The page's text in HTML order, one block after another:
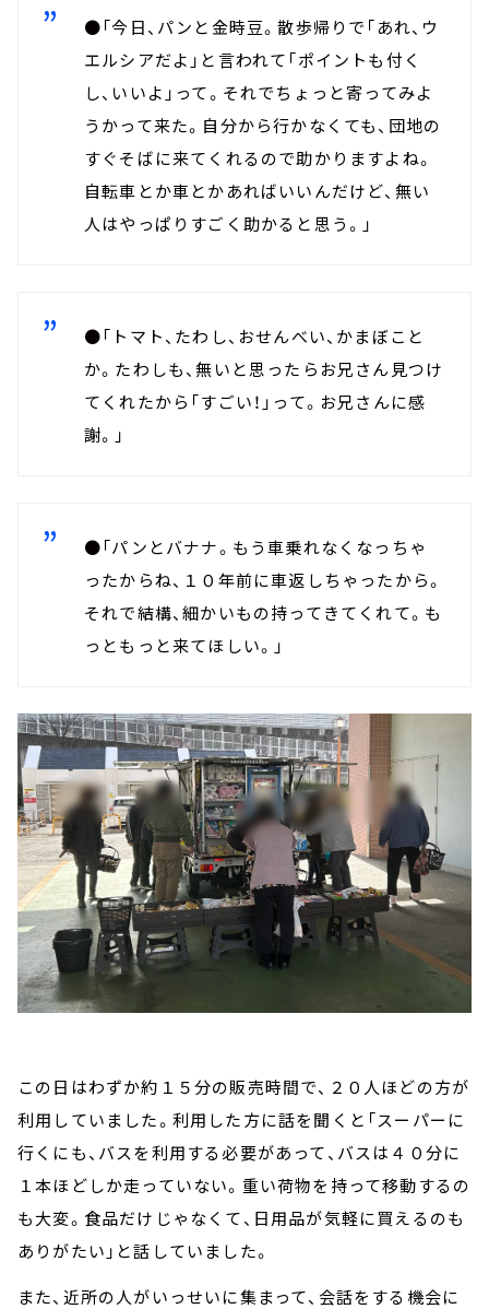
●「今日、パンと金時豆。散歩帰りで「あれ、ウ
エルシアだよ」と言われて「ポイントも付く
し、いいよ」って。それでちょっと寄ってみよ
うかって来た。自分から行かなくても、団地の
すぐそばに来てくれるので助かりますよね。
自転車とか車とかあればいいんだけど、無い
人はやっぱりすごく助かると思う。」
●「トマト、たわし、おせんべい、かまぼこと
か。たわしも、無いと思ったらお兄さん見つけ
てくれたから「すごい！」って。お兄さんに感
謝。」
●「パンとバナナ。もう車乗れなくなっちゃ
ったからね、１０年前に車返しちゃったから。
それで結構、細かいもの持ってきてくれて。も
っともっと来てほしい。」
この日はわずか約１５分の販売時間で、２０人ほどの方が
利用していました。利用した方に話を聞くと「スーパーに
行くにも、バスを利用する必要があって、バスは４０分に
１本ほどしか走っていない。重い荷物を持って移動するの
も大変。食品だけじゃなくて、日用品が気軽に買えるのも
ありがたい」と話していました。
また、近所の人がいっせいに集まって、会話をする機会に